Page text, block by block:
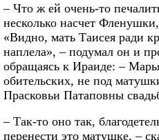
– Что ж ей очень-то
несколько насчет
«Видно, мать Таисея ради
наплела», – подумал он и
обращаясь к Ираиде: –
обительских, не под
Прасковьи Патаповны
– Так-то оно так,
перенести это матушке, –